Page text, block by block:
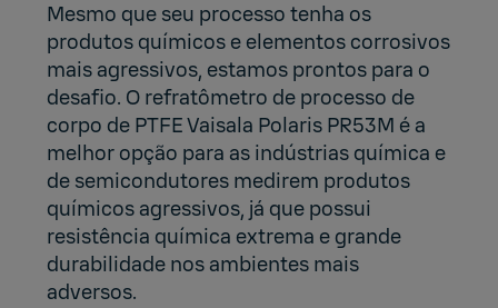
Mesmo que seu processo tenha os
produtos químicos e elementos corrosivos
mais agressivos, estamos prontos para o
desafio. O refratômetro de processo de
corpo de PTFE Vaisala Polaris PR53M é a
melhor opção para as indústrias química e
de semicondutores medirem produtos
químicos agressivos, já que possui
resistência química extrema e grande
durabilidade nos ambientes mais
adversos.